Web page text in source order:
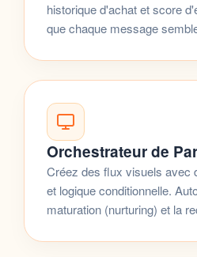
historique d'achat et score
que chaque message
Orchestrateur de
Créez des flux visuels avec
et logique conditionnelle.
maturation (nurturing) et la